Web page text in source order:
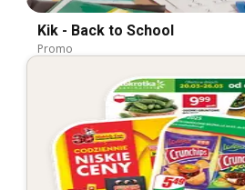
Kik - Back to School
Promo